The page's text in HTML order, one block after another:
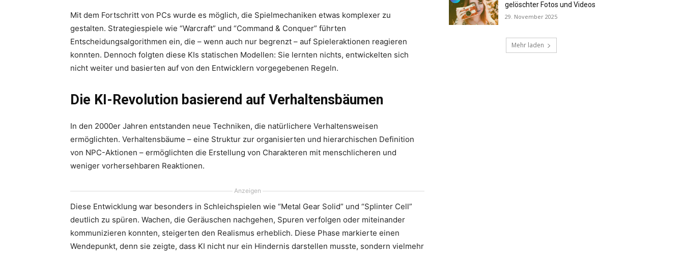
Mit dem Fortschritt von PCs wurde es möglich, die Spielmechaniken etwas komplexer zu
gestalten. Strategiespiele wie “Warcraft” und “Command & Conquer” führten
Entscheidungsalgorithmen ein, die – wenn auch nur begrenzt – auf Spieleraktionen reagieren
konnten. Dennoch folgten diese KIs statischen Modellen: Sie lernten nichts, entwickelten sich
nicht weiter und basierten auf von den Entwicklern vorgegebenen Regeln.
Die KI-Revolution basierend auf Verhaltensbäumen
In den 2000er Jahren entstanden neue Techniken, die natürlichere Verhaltensweisen
ermöglichten. Verhaltensbäume – eine Struktur zur organisierten und hierarchischen Definition
von NPC-Aktionen – ermöglichten die Erstellung von Charakteren mit menschlicheren und
weniger vorhersehbaren Reaktionen.
Anzeigen
Diese Entwicklung war besonders in Schleichspielen wie “Metal Gear Solid” und “Splinter Cell”
deutlich zu spüren. Wachen, die Geräuschen nachgehen, Spuren verfolgen oder miteinander
kommunizieren konnten, steigerten den Realismus erheblich. Diese Phase markierte einen
Wendepunkt, denn sie zeigte, dass KI nicht nur ein Hindernis darstellen musste, sondern vielmehr
gelöschter Fotos und Videos
29. November 2025
Mehr laden